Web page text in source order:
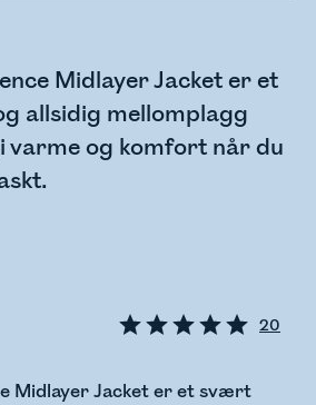
Midlayer Jacket er et
allsidig mellomplagg
varme og komfort når du
20
Midlayer Jacket er et svært